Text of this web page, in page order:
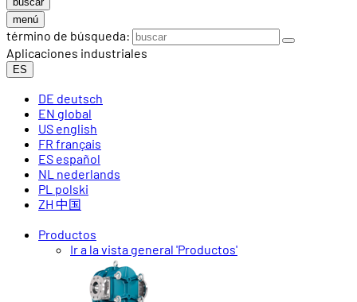
menú
término de búsqueda:
Aplicaciones industriales
ES
DE deutsch
EN global
US english
FR français
ES español
NL nederlands
PL polski
ZH 中国
Productos
Ir a la vista general 'Productos'